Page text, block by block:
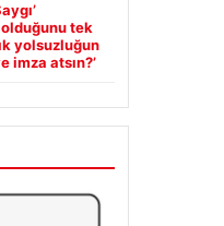
tek
yolsuzluğun
imza atsın?’